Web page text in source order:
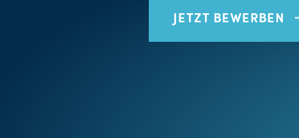
JETZT BEWERBEN